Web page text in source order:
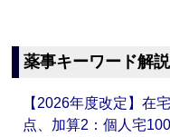
薬事キーワード解説
【2026年度改定】在
点、加算2：個人宅